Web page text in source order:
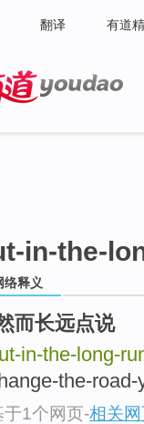
翻译 有道
in-the-
络释义
而长远点说
in-the-long-
the-
于1个网页-相关